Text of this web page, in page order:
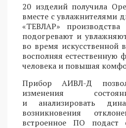
20 изделий получила
вместе с увлажнителями
«ТЕВЛАР»
подогревают и
во время искусственной
восполняя естественную
человека и повышая
Прибор АИВЛ-Д
изменения
и анализировать
возникновения
встроенное ПО подаст